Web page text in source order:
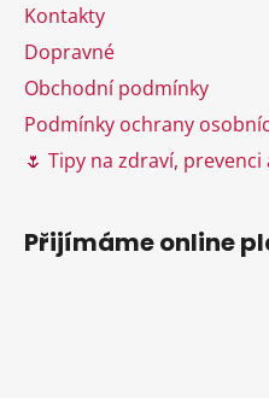
Kontakty
Dopravné
Obchodní podmínky
Podmínky ochrany
🌷 Tipy na zdraví,
Přijímáme online